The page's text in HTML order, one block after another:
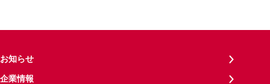
お知らせ
企業情報